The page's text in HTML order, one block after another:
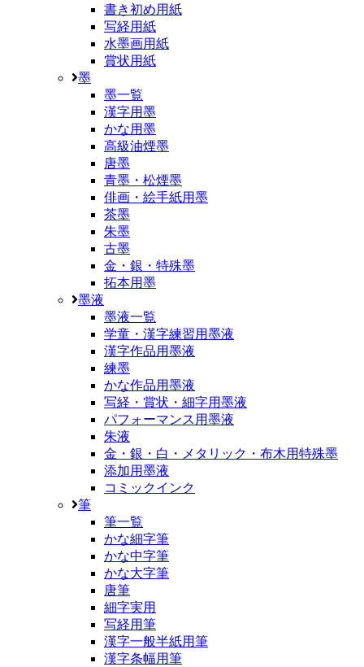
書き初め用紙
写経用紙
水墨画用紙
賞状用紙
墨
墨一覧
漢字用墨
かな用墨
高級油煙墨
唐墨
青墨・松煙墨
俳画・絵手紙用墨
茶墨
朱墨
古墨
金・銀・特殊墨
拓本用墨
墨液
墨液一覧
学童・漢字練習用墨液
漢字作品用墨液
練墨
かな作品用墨液
写経・賞状・細字用墨液
パフォーマンス用墨液
朱液
金・銀・白・メタリック・布木用特殊墨
添加用墨液
コミックインク
筆
筆一覧
かな細字筆
かな中字筆
かな大字筆
唐筆
細字実用
写経用筆
漢字一般半紙用筆
漢字条幅用筆